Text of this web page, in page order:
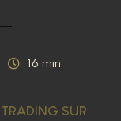
16 min
SUR